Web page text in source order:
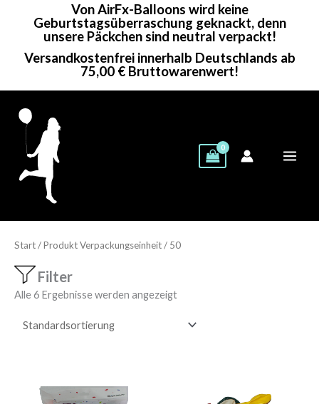
Von AirFx-Balloons wird keine
Geburtstagsüberraschung geknackt, denn
unsere Päckchen sind neutral verpackt!
Versandkostenfrei innerhalb Deutschlands ab
75,00 € Bruttowarenwert!
Start/ Produkt Verpackungseinheit / 50
Filter
Alle 6 Ergebnisse werden angezeigt